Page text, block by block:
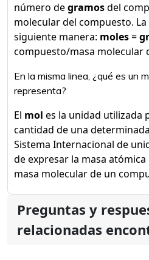
número degramosdel
molecular del compuesto.
siguiente manera: moles=
compuesto/masa molecular
En la misma linea, ¿qué es un
representa?
El mol es la unidad utilizada
cantidad de una
Sistema Internacional de
de expresar la masa
masa molecular de un
Preguntas y
relacionadas